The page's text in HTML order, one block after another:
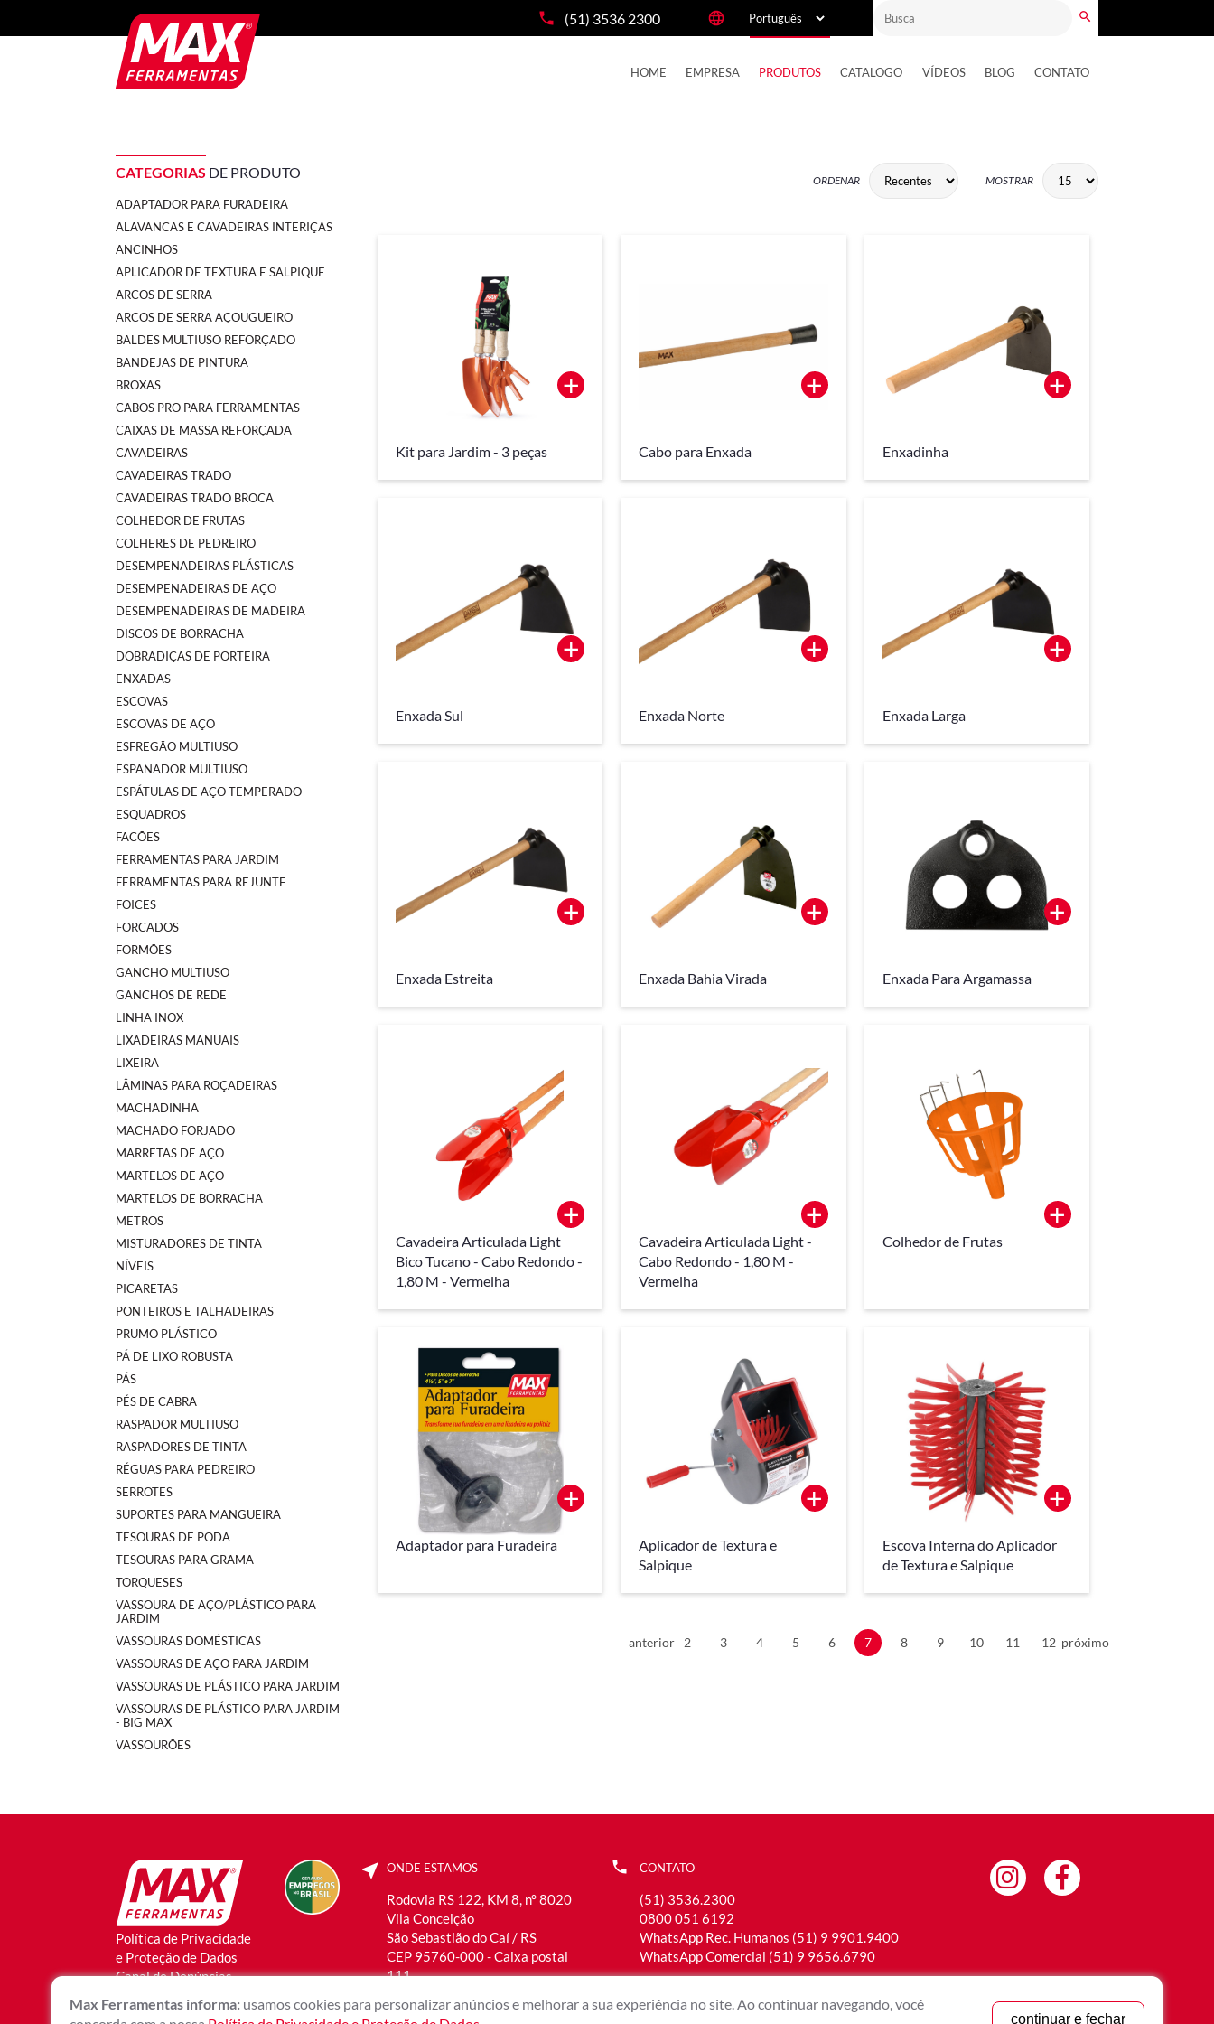
(51) 3536 2300
HOME EMPRESA PRODUTOS CATALOGO VÍDEOS BLOG CONTATO
CATEGORIAS DE PRODUTO
ADAPTADOR PARA FURADEIRA
ALAVANCAS E CAVADEIRAS INTERIÇAS
ANCINHOS
APLICADOR DE TEXTURA E SALPIQUE
ARCOS DE SERRA
ARCOS DE SERRA AÇOUGUEIRO
BALDES MULTIUSO REFORÇADO
BANDEJAS DE PINTURA
BROXAS
CABOS PRO PARA FERRAMENTAS
CAIXAS DE MASSA REFORÇADA
CAVADEIRAS
CAVADEIRAS TRADO
CAVADEIRAS TRADO BROCA
COLHEDOR DE FRUTAS
COLHERES DE PEDREIRO
DESEMPENADEIRAS PLÁSTICAS
DESEMPENADEIRAS DE AÇO
DESEMPENADEIRAS DE MADEIRA
DISCOS DE BORRACHA
DOBRADIÇAS DE PORTEIRA
ENXADAS
ESCOVAS
ESCOVAS DE AÇO
ESFREGÃO MULTIUSO
ESPANADOR MULTIUSO
ESPÁTULAS DE AÇO TEMPERADO
ESQUADROS
FACÕES
FERRAMENTAS PARA JARDIM
FERRAMENTAS PARA REJUNTE
FOICES
FORCADOS
FORMÕES
GANCHO MULTIUSO
GANCHOS DE REDE
LINHA INOX
LIXADEIRAS MANUAIS
LIXEIRA
LÂMINAS PARA ROÇADEIRAS
MACHADINHA
MACHADO FORJADO
MARRETAS DE AÇO
MARTELOS DE AÇO
MARTELOS DE BORRACHA
METROS
MISTURADORES DE TINTA
NÍVEIS
PICARETAS
PONTEIROS E TALHADEIRAS
PRUMO PLÁSTICO
PÁ DE LIXO ROBUSTA
PÁS
PÉS DE CABRA
RASPADOR MULTIUSO
RASPADORES DE TINTA
RÉGUAS PARA PEDREIRO
SERROTES
SUPORTES PARA MANGUEIRA
TESOURAS DE PODA
TESOURAS PARA GRAMA
TORQUESES
VASSOURA DE AÇO/PLÁSTICO PARA
JARDIM
VASSOURAS DOMÉSTICAS
VASSOURAS DE AÇO PARA JARDIM
VASSOURAS DE PLÁSTICO PARA JARDIM
VASSOURAS DE PLÁSTICO PARA JARDIM
- BIG MAX
VASSOURÕES
ORDENAR MOSTRAR
Kit para Jardim - 3 peças
+
Cabo para Enxada
+
Enxadinha
+
Enxada Sul
+
Enxada Norte
+
Enxada Larga
+
Enxada Estreita
+
Enxada Bahia Virada
+
Enxada Para Argamassa
+
Cavadeira Articulada Light
Bico Tucano - Cabo Redondo -
1,80 M - Vermelha
+
Cavadeira Articulada Light -
Cabo Redondo - 1,80 M -
Vermelha
+
Colhedor de Frutas
+
Adaptador para Furadeira
+
Aplicador de Textura e
Salpique
+
Escova Interna do Aplicador
de Textura e Salpique
+
anterior 2 3 4 5 6 7 8 9 10 11 12 próximo
Política de Privacidade
e Proteção de Dados
Canal de Denúncias
ONDE ESTAMOS
Rodovia RS 122, KM 8, n° 8020
Vila Conceição
São Sebastião do Caí / RS
CEP 95760-000 - Caixa postal
111
CONTATO
(51) 3536.2300
0800 051 6192
WhatsApp Rec. Humanos (51) 9 9901.9400
WhatsApp Comercial (51) 9 9656.6790
Max Ferramentas informa: usamos cookies para personalizar anúncios e melhorar a sua experiência no site. Ao continuar navegando, você
continuar e fechar